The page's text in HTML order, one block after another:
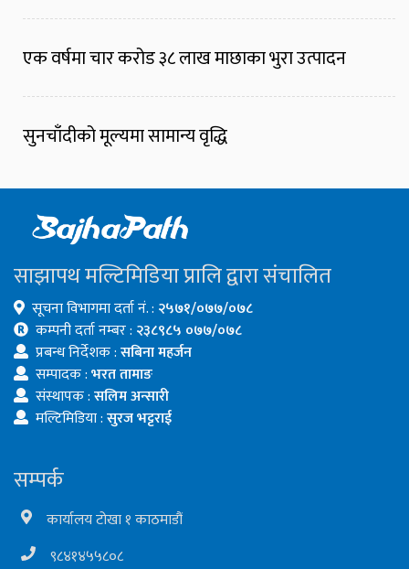
एक वर्षमा चार करोड ३८ लाख माछाका भुरा उत्पादन
सुनचाँदीको मूल्यमा सामान्य वृद्धि
साझापथ मल्टिमिडिया प्रालि द्वारा संचालित
सूचना विभागमा दर्ता नं. : २५७१/०७७/०७८
कम्पनी दर्ता नम्बर : २३८९८५ ०७७/०७८
प्रबन्ध निर्देशक :सबिना महर्जन
सम्पादक :भरत तामाङ
संस्थापक :सलिम अन्सारी
मल्टिमिडिया :सुरज भट्टराई
सम्पर्क
कार्यालय टोखा १ काठमाडौं
९८४१४५५८०८